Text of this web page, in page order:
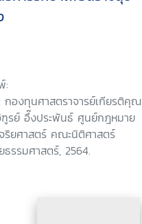
:
กองทุนศาสตราจารย์เกียรติคุณ
รย์ อึ๊งประพันธ์ ศูนย์กฎหมาย
ริยศาสตร์ คณะนิติศาสตร์
ธรรมศาสตร์, 2564.